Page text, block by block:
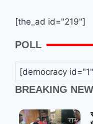
[the_ad id="219"]
POLL
[democracy
BREAKING